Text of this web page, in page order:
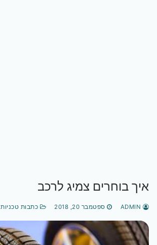
איך בוחרים צמיג לרכב
ספטמבר 20, 2018 כתבות טכניות